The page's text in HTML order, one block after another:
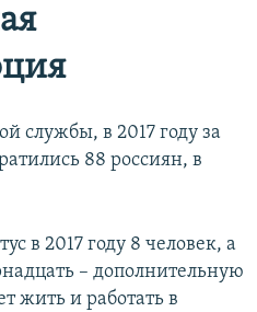
службы, в 2017 году за
88 россиян, в
в 2017 году 8 человек, а
– дополнительную
жить и работать в